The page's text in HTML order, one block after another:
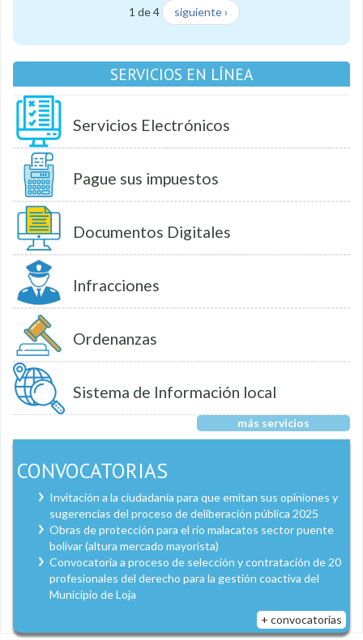
1 de 4 siguiente ›
SERVICIOS EN LÍNEA
Servicios Electrónicos
Pague sus impuestos
Documentos Digitales
Infracciones
Ordenanzas
Sistema de Información local
más servicios
CONVOCATORIAS
Invitación a la ciudadanía para que emitan sus opiniones y
sugerencias del proceso de deliberación pública 2025
Obras de protección para el río malacatos sector puente
bolívar (altura mercado mayorista)
Convocatoria a proceso de selección y contratación de 20
profesionales del derecho para la gestión coactiva del
Municipio de Loja
+ convocatorias